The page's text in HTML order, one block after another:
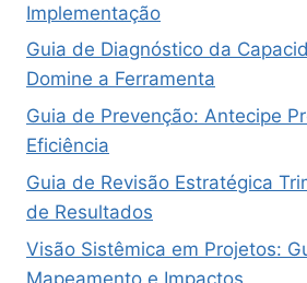
Implementação
Guia de Diagnóstico da
Domine a Ferramenta
Guia de Prevenção: Antecipe
Eficiência
Guia de Revisão Estratégica
de Resultados
Visão Sistêmica em Projetos:
Mapeamento e Impactos